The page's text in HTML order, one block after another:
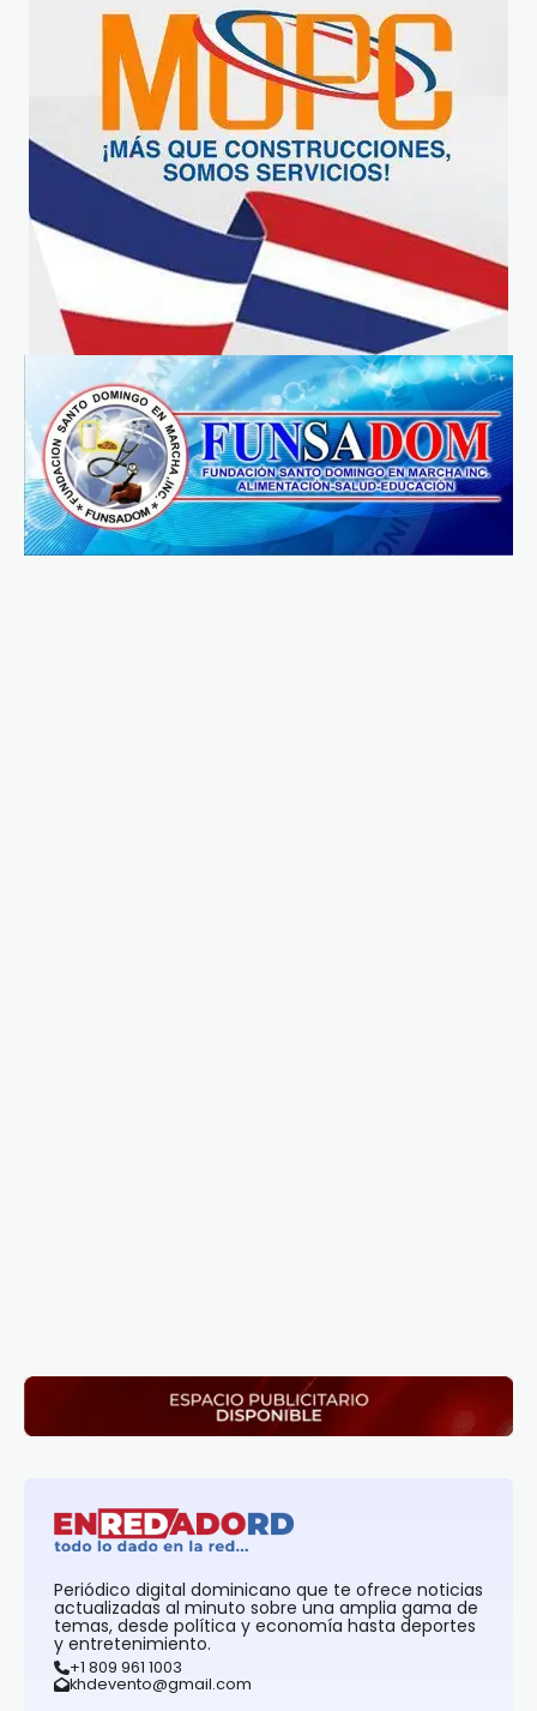
Periódico digital dominicano que te ofrece noticias
actualizadas al minuto sobre una amplia gama de
temas, desde política y economía hasta deportes
y entretenimiento.
+1 809 961 1003
khdevento@gmail.com